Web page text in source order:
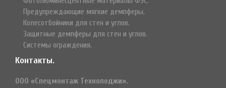
Предупреждающие мягкие демпферы.
Колесотбойники для стен и углов.
Защитные демпферы для стен и углов.
Системы ограждения.
Контакты.
ООО «Спецмонтаж Технолоджи».